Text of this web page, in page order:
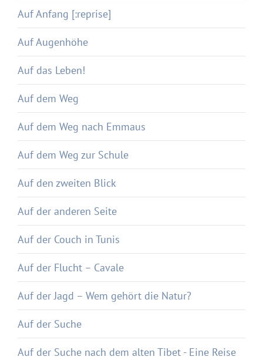
Auf Anfang [:reprise]
Auf Augenhöhe
Auf das Leben!
Auf dem Weg
Auf dem Weg nach Emmaus
Auf dem Weg zur Schule
Auf den zweiten Blick
Auf der anderen Seite
Auf der Couch in Tunis
Auf der Flucht – Cavale
Auf der Jagd – Wem gehört die Natur?
Auf der Suche
Auf der Suche nach dem alten Tibet - Eine Reise